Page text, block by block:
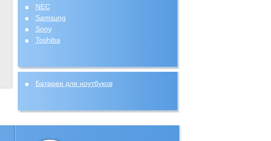
NEC
Samsung
Sony
Toshiba
Батареи для ноутбуков